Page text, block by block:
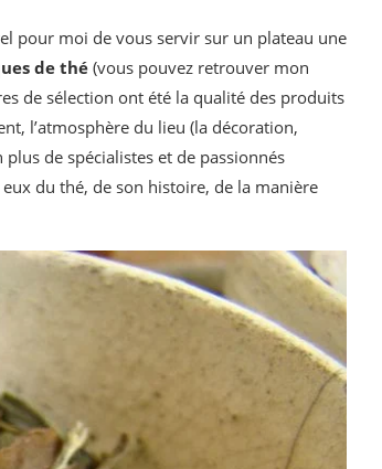
pour moi de vous servir sur un plateau une
de thé(vous pouvez retrouver mon
de sélection ont été la qualité des produits
l’atmosphère du lieu (la décoration,
de spécialistes et de passionnés
du thé, de son histoire, de la manière